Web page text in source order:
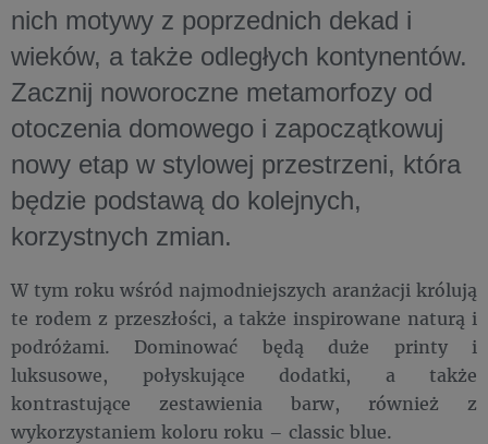
nich motywy z poprzednich dekad i
wieków, a także odległych kontynentów.
Zacznij noworoczne metamorfozy od
otoczenia domowego i zapoczątkowuj
nowy etap w stylowej przestrzeni, która
będzie podstawą do kolejnych,
korzystnych zmian.
W tym roku wśród najmodniejszych aranżacji królują
te rodem z przeszłości, a także inspirowane naturą i
podróżami. Dominować będą duże printy i
luksusowe, połyskujące dodatki, a także
kontrastujące zestawienia barw, również z
wykorzystaniem koloru roku – classic blue.